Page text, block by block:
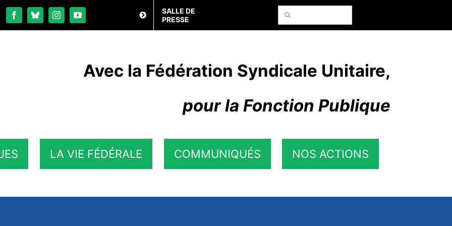
SALLE DE
PRESSE
Rechercher:
Avec la Fédération Syndicale Unitaire,
pour la Fonction Publique
LA VIE FÉDÉRALE COMMUNIQUÉS NOS ACTIONS